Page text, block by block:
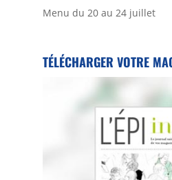
Menu du 20 au 24 juillet
TÉLÉCHARGER VOTRE